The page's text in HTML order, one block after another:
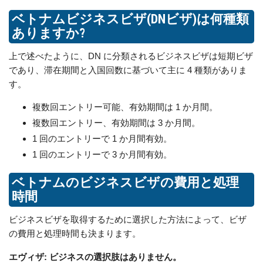
ベトナムビジネスビザ(DNビザ)は何種類
ありますか?
上で述べたように、DN に分類されるビジネスビザは短期ビザ
であり、滞在期間と入国回数に基づいて主に 4 種類がありま
す。
複数回エントリー可能、有効期間は 1 か月間。
複数回エントリー、有効期間は 3 か月間。
1 回のエントリーで 1 か月間有効。
1 回のエントリーで 3 か月間有効。
ベトナムのビジネスビザの費用と処理
時間
ビジネスビザを取得するために選択した方法によって、ビザ
の費用と処理時間も決まります。
エヴィザ: ビジネスの選択肢はありません。